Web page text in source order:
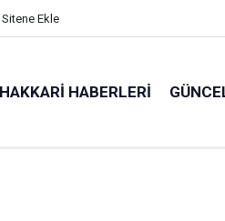
Sitene Ekle
HAKKARI HABERLERI